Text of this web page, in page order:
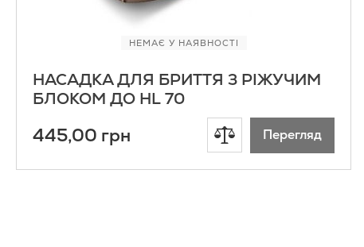
НЕМАЄ У НАЯВНОСТІ
НАСАДКА ДЛЯ БРИТТЯ З РІЖУЧИМ
БЛОКОМ ДО HL 70
445,00 грн
Додати
до
Перегляд